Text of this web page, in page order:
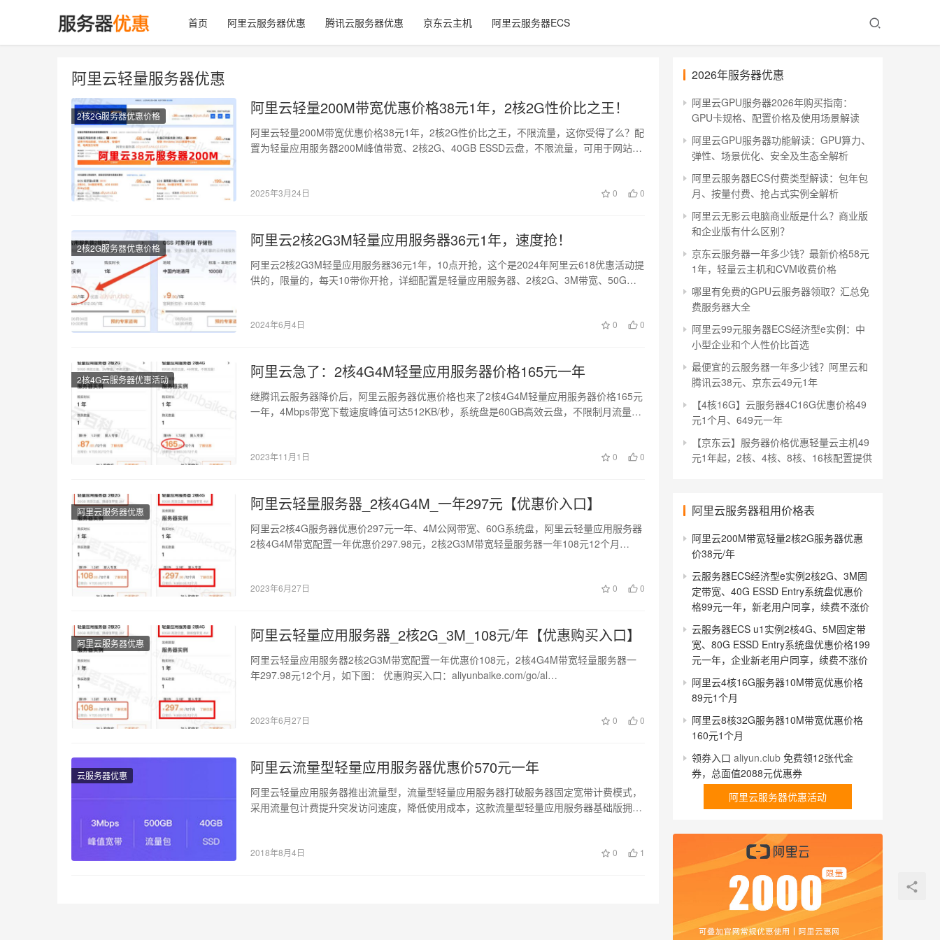
首页 阿里云服务器优惠 腾讯云服务器优惠 京东云主机 阿里云服务器ECS
阿里云轻量服务器优惠
2核2G服务器优惠价格 阿里云轻量200M带宽优惠价格38元1年，2核2G性价比之王！
阿里云轻量200M带宽优惠价格38元1年，2核2G性价比之王，不限流量，这你受得了么？配
置为轻量应用服务器200M峰值带宽、2核2G、40GB ESSD云盘，不限流量，可用于网站
2025年3月24日 0 0
2核2G服务器优惠价格 阿里云2核2G3M轻量应用服务器36元1年，速度抢！
阿里云2核2G3M轻量应用服务器36元1年，10点开抢，这个是2024年阿里云618优惠活动提
供的，限量的，每天10带你开抢，详细配置是轻量应用服务器、2核2G、3M带宽、50G
2024年6月4日 0 0
2核4G云服务器优惠活动 阿里云急了：2核4G4M轻量应用服务器价格165元一年
继腾讯云服务器降价后，阿里云服务器优惠价格也来了2核4G4M轻量应用服务器价格165元
一年，4Mbps带宽下载速度峰值可达512KB/秒，系统盘是60GB高效云盘，不限制月流量，
2023年11月1日 0 0
阿里云服务器优惠 阿里云轻量服务器_2核4G4M_一年297元【优惠价入口】
阿里云2核4G服务器优惠价297元一年、4M公网带宽、60G系统盘，阿里云轻量应用服务器
2核4G4M带宽配置一年优惠价297.98元，2核2G3M带宽轻量服务器一年108元12个月…
2023年6月27日 0 0
阿里云服务器优惠 阿里云轻量应用服务器_2核2G_3M_108元/年【优惠购买入口】
阿里云轻量应用服务器2核2G3M带宽配置一年优惠价108元，2核4G4M带宽轻量服务器一
年297.98元12个月，如下图： 优惠购买入口：aliyunbaike.com/go/al…
2023年6月27日 0 0
云服务器优惠 阿里云流量型轻量应用服务器优惠价570元一年
阿里云轻量应用服务器推出流量型，流量型轻量应用服务器打破服务器固定宽带计费模式，
采用流量包计费提升突发访问速度，降低使用成本，这款流量型轻量应用服务器基础版拥有
2018年8月4日 0 1
2026年服务器优惠
阿里云GPU服务器2026年购买指南：
GPU卡规格、配置价格及使用场景解读
阿里云GPU服务器功能解读：GPU算力、
弹性、场景优化、安全及生态全解析
阿里云服务器ECS付费类型解读：包年包
月、按量付费、抢占式实例全解析
阿里云无影云电脑商业版是什么？商业版
和企业版有什么区别？
京东云服务器一年多少钱？最新价格58元
1年，轻量云主机和CVM收费价格
哪里有免费的GPU云服务器领取？汇总免
费服务器大全
阿里云99元服务器ECS经济型e实例：中
小型企业和个人性价比首选
最便宜的云服务器一年多少钱？阿里云和
腾讯云38元、京东云49元1年
【4核16G】云服务器4C16G优惠价格49
元1个月、649元一年
【京东云】服务器价格优惠轻量云主机49
元1年起，2核、4核、8核、16核配置提供
阿里云服务器租用价格表
阿里云200M带宽轻量2核2G服务器优惠
价38元/年
云服务器ECS经济型e实例2核2G、3M固
定带宽、40G ESSD Entry系统盘优惠价
格99元一年，新老用户同享，续费不涨价
云服务器ECS u1实例2核4G、5M固定带
宽、80G ESSD Entry系统盘优惠价格199
元一年，企业新老用户同享，续费不涨价
阿里云4核16G服务器10M带宽优惠价格
89元1个月
阿里云8核32G服务器10M带宽优惠价格
160元1个月
领券入口 aliyun.club 免费领12张代金
券，总面值2088元优惠券
阿里云服务器优惠活动